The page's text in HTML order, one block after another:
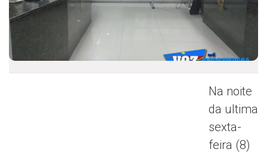
Na noite
da ultima
sexta-
feira (8)